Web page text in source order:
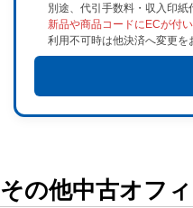
別途、代引手数料・収入印紙
新品や商品コードにECが付
利用不可時は他決済へ変更を
その他中古オフ